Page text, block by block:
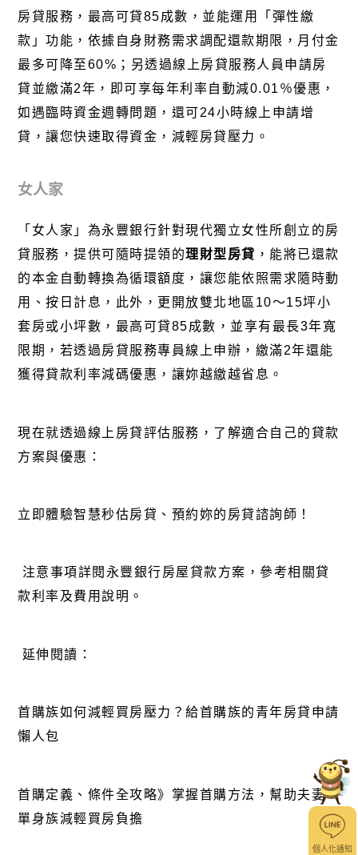
個人化通知
房貸服務，最高可貸85成數，並能運用「彈性繳
款」功能，依據自身財務需求調配還款期限，月付金
最多可降至60%；另透過線上房貸服務人員申請房
貸並繳滿2年，即可享每年利率自動減0.01％優惠，
如遇臨時資金週轉問題，還可24小時線上申請增
貸，讓您快速取得資金，減輕房貸壓力。
女人家
「女人家」 為永豐銀行針對現代獨立女性所創立的房
貸服務，提供可隨時提領的理財型房貸 ，能將已還款
的本金自動轉換為循環額度，讓您能依照需求隨時動
用、按日計息，此外，更開放雙北地區10～15坪小
套房或小坪數，最高可貸85成數，並享有最長3年寬
限期，若透過房貸服務專員線上申辦，繳滿2年還能
獲得貸款利率減碼優惠，讓妳越繳越省息。
現在就透過線上房貸評估服務，了解適合自己的貸款
方案與優惠：
立即體驗智慧秒估房貸 、 預約妳的房貸諮詢師 ！
注意事項詳閱 永豐銀行房屋貸款方案 ，參考相關貸
款利率及費用說明。
延伸閱讀：
首購族如何減輕買房壓力？給首購族的青年房貸申請
懶人包
首購定義、條件全攻略》掌握首購方法，幫助夫妻、
單身族減輕買房負擔